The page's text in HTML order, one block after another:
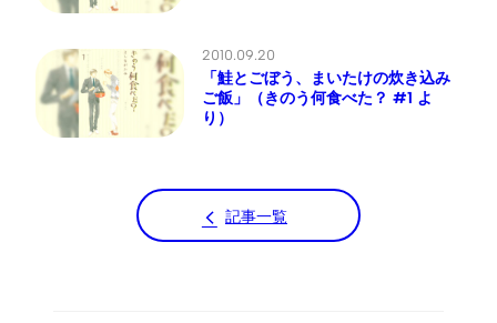
2010.09.20
「鮭とごぼう、まいたけの炊き込み
ご飯」（きのう何食べた？ #1 よ
り）
記事一覧